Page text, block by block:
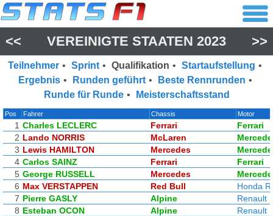
<< VEREINIGTE STAATEN 2023 >>
Teilnehmer • Sprint • Qualifikation • Startaufstellung •
Ergebnis • Runden geführt • Beste Rennrunden •
Runde für Runde • Meisterschaftsstand
Pos Fahrer Chassis Motor
1 Charles LECLERC Ferrari
Ferrari
2 Lando NORRIS McLaren
3 Lewis HAMILTON Mercedes
4 Carlos SAINZ Ferrari
Ferrari
5 George RUSSELL Mercedes
6 Max VERSTAPPEN Red Bull
Honda
7 Pierre GASLY Alpine
Renault
8 Esteban OCON Alpine
Renault